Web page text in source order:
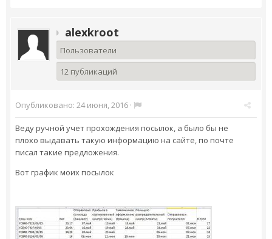
alexkroot
Пользователи
12 публикаций
Опубликовано: 24 июня, 2016 ·
Веду ручной учет прохождения посылок, а было бы не
плохо выдавать такую информацию на сайте, по почте
писал такие предложения.
Вот график моих посылок